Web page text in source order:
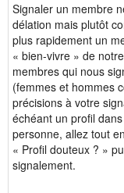
Signaler un membre
délation mais plutôt
plus rapidement un
« bien-vivre » de
membres qui nous
(femmes et hommes
précisions à votre
échéant un profil
personne, allez tout
« Profil douteux ? »
signalement.